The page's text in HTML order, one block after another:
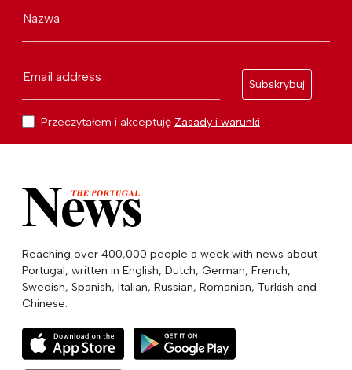
Nazwa
Email address
Subskrybuj
Przeczytałem i akceptuję Zasady i warunki
Reaching over 400,000 people a week with news about
Portugal, written in English, Dutch, German, French,
Swedish, Spanish, Italian, Russian, Romanian, Turkish and
Chinese.